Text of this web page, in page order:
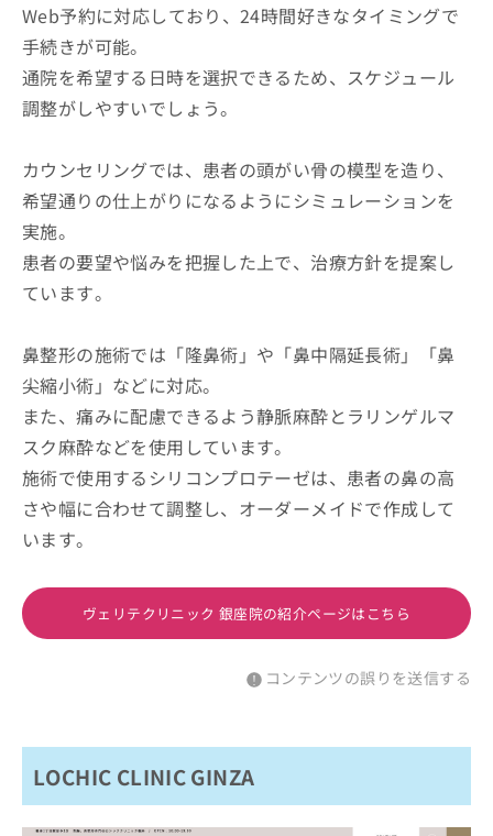
Web予約に対応しており、24時間好きなタイミングで
手続きが可能。
通院を希望する日時を選択できるため、スケジュール
調整がしやすいでしょう。
カウンセリングでは、患者の頭がい骨の模型を造り、
希望通りの仕上がりになるようにシミュレーションを
実施。
患者の要望や悩みを把握した上で、治療方針を提案し
ています。
鼻整形の施術では「隆鼻術」や「鼻中隔延長術」「鼻
尖縮小術」などに対応。
また、痛みに配慮できるよう静脈麻酔とラリンゲルマ
スク麻酔などを使用しています。
施術で使用するシリコンプロテーゼは、患者の鼻の高
さや幅に合わせて調整し、オーダーメイドで作成して
います。
ヴェリテクリニック 銀座院の紹介ページはこちら
コンテンツの誤りを送信する
LOCHIC CLINIC GINZA